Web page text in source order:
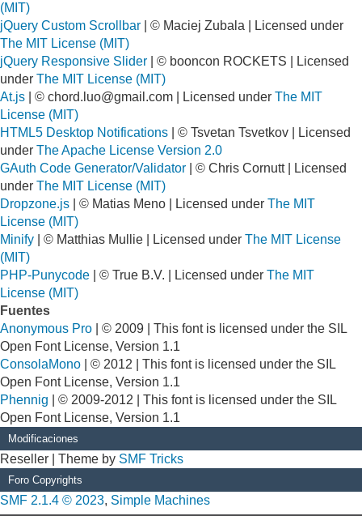
(MIT)
jQuery Custom Scrollbar | © Maciej Zubala | Licensed under
The MIT License (MIT)
jQuery Responsive Slider | © booncon ROCKETS | Licensed
under The MIT License (MIT)
At.js | © chord.luo@gmail.com | Licensed under The MIT
License (MIT)
HTML5 Desktop Notifications | © Tsvetan Tsvetkov | Licensed
under The Apache License Version 2.0
GAuth Code Generator/Validator | © Chris Cornutt | Licensed
under The MIT License (MIT)
Dropzone.js | © Matias Meno | Licensed under The MIT
License (MIT)
Minify | © Matthias Mullie | Licensed under The MIT License
(MIT)
PHP-Punycode | © True B.V. | Licensed under The MIT
License (MIT)
Fuentes
Anonymous Pro | © 2009 | This font is licensed under the SIL
Open Font License, Version 1.1
ConsolaMono | © 2012 | This font is licensed under the SIL
Open Font License, Version 1.1
Phennig | © 2009-2012 | This font is licensed under the SIL
Open Font License, Version 1.1
Modificaciones
Reseller | Theme by SMF Tricks
Foro Copyrights
SMF 2.1.4 © 2023, Simple Machines